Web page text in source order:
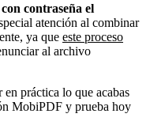
contraseña el
atención al combinar
ya que este proceso
al archivo
práctica lo que acabas
MobiPDF y prueba hoy